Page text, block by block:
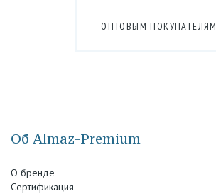
ОПТОВЫМ ПОКУПАТЕЛЯМ
Об Almaz-Premium
О бренде
Сертификация